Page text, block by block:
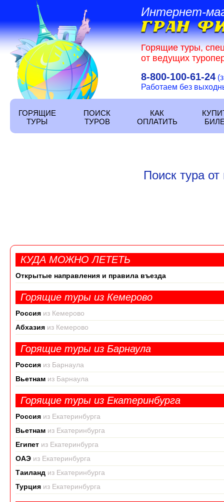
Интернет-
Горящие туры,
от ведущих
8-800-100-61-24
Работаем без
ГОРЯЩИЕ
ТУРЫ
ПОИСК
ТУРОВ
КАК
ОПЛАТИТЬ
Поиск тура
КУДА МОЖНО ЛЕТЕТЬ
Открытые направления и правила въезда
Горящие туры из Кемерово
Россия из Кемерово
Абхазия из Кемерово
Горящие туры из Барнаула
Россия из Барнаула
Вьетнам из Барнаула
Горящие туры из Екатеринбурга
Россия из Екатеринбурга
Вьетнам из Екатеринбурга
Египет из Екатеринбурга
ОАЭ из Екатеринбурга
Таиланд из Екатеринбурга
Турция из Екатеринбурга